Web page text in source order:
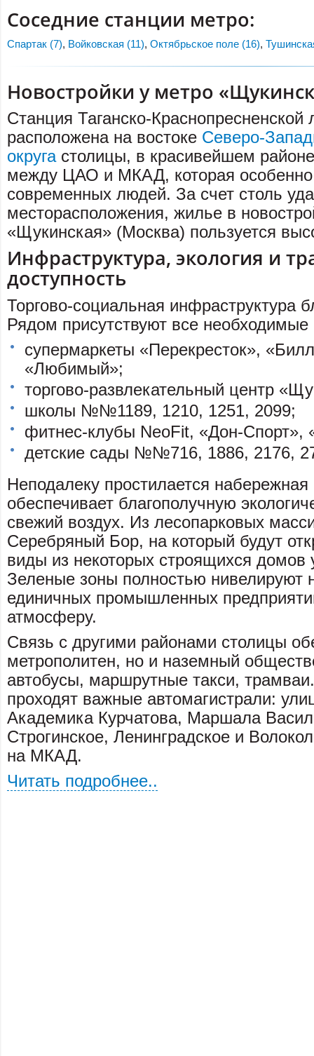
Соседние станции метро:
Спартак (7), Войковская (11), Октябрьское поле (16),
Новостройки у метро
Станция Таганско-
расположена на востоке Северо-
округастолицы, в красивейшем
между ЦАО и МКАД, которая особенно
современных людей. За счет столь
месторасположения, жилье в
«Щукинская» (Москва) пользуется
Инфраструктура, экология и
доступность
Торгово-социальная инфраструктура
Рядом присутствуют все
супермаркеты «Перекресток»,
«Любимый»;
торгово-развлекательный центр
школы №№1189, 1210, 1251, 2099;
фитнес-клубы NeoFit, «Дон-Спорт»,
детские сады №№716, 1886, 2176,
Неподалеку простилается
обеспечивает благополучную
свежий воздух. Из лесопарковых
Серебряный Бор, на который будут
виды из некоторых строящихся
Зеленые зоны полностью нивелируют
единичных промышленных
атмосферу.
Связь с другими районами столицы
метрополитен, но и наземный
автобусы, маршрутные такси,
проходят важные автомагистрали:
Академика Курчатова, Маршала
Строгинское, Ленинградское и
на МКАД.
Читать подробнее..